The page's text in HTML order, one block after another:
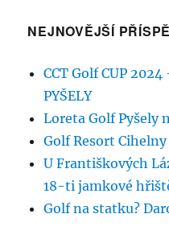
NEJNOVĚJŠÍ
CCT Golf CUP 2024
PYŠELY
Loreta Golf Pyšely
Golf Resort Cihelny
U Františkových
18-ti jamkové
Golf na statku?